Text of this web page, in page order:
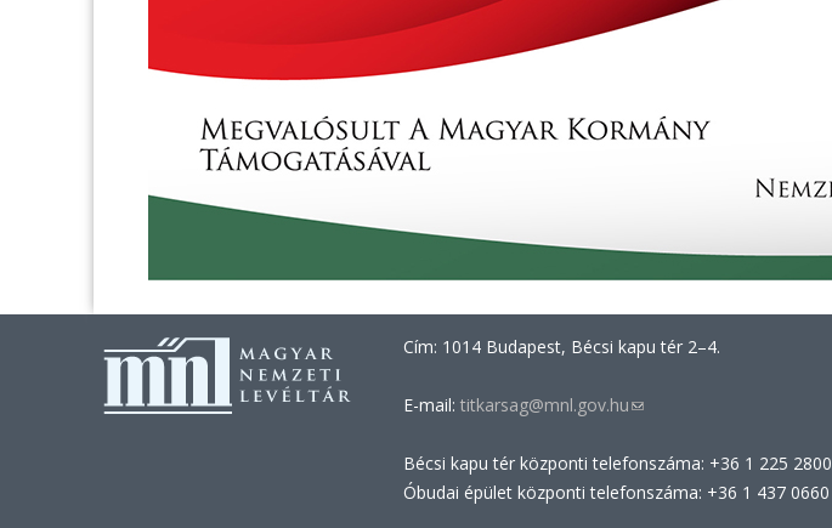
Cím: 1014 Budapest, Bécsi kapu tér 2–4.
E-mail: titkarsag@mnl.gov.hu(link
e-
mail)
Bécsi kapu tér központi telefonszáma: +36 1 225 2800
Óbudai épület központi telefonszáma: +36 1 437 0660